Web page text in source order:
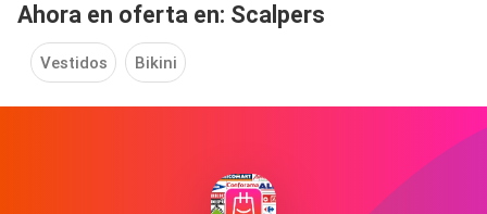
Ahora en oferta en: Scalpers
Vestidos Bikini